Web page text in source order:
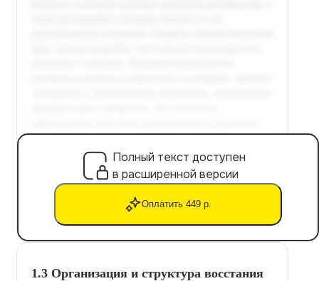
Полный текст доступен
в расширенной версии
Оплатить 449 р.
1.3 Организация и структура восстания